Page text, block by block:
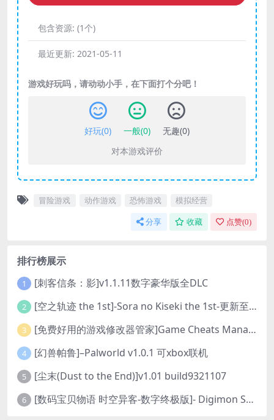
包含资源: (1个)
最近更新: 2021-05-11
游戏好玩吗，请动动小手，在下面打个分吧！
好玩(0) 一般(0) 无趣(0)
对本游戏评价
冒险游戏 动作游戏 恐怖游戏 模拟经营
分享 收藏 点赞(0)
排行榜展示
1 [刺客信条：影]v1.1.11数字豪华版全DLC
2 [空之轨迹 the 1st]-Sora no Kiseki the 1st-更新至v1.06.4-全DLC
3 [免费好用的游戏修改器管家]Game Cheats Manager
4 [幻兽帕鲁]–Palworld v1.0.1 可xbox联机
5 [尘末(Dust to the End)]v1.01 build9321107
6 [数码宝贝物语 时空异客-数字终极版]- Digimon Story Time Stranger-Build.23514637